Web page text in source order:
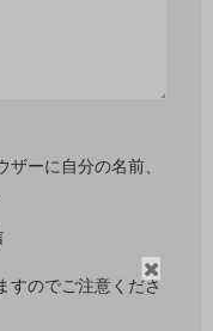
閉
じ
ーに自分の名前、
すのでご注意くださ